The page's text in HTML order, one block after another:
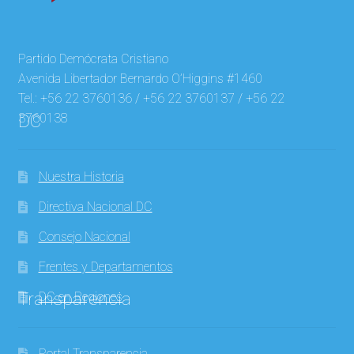
Partido Demócrata Cristiano
Avenida Libertador Bernardo O’Higgins #1460
Tel.: +56 22 3760136 / +56 22 3760137 / +56 22
3760138
DC
Nuestra Historia
Directiva Nacional DC
Consejo Nacional
Frentes y Departamentos
DC en Regiones
Transparencia